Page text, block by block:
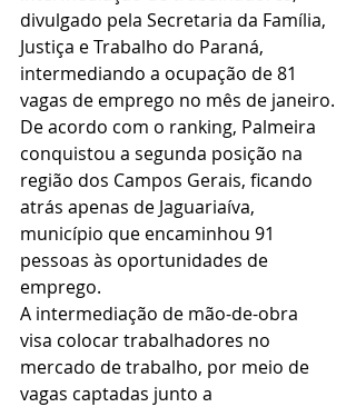
divulgado pela Secretaria da Família,
Justiça e Trabalho do Paraná,
intermediando a ocupação de 81
vagas de emprego no mês de janeiro.
De acordo com o ranking, Palmeira
conquistou a segunda posição na
região dos Campos Gerais, ficando
atrás apenas de Jaguariaíva,
município que encaminhou 91
pessoas às oportunidades de
emprego.
A intermediação de mão-de-obra
visa colocar trabalhadores no
mercado de trabalho, por meio de
vagas captadas junto a